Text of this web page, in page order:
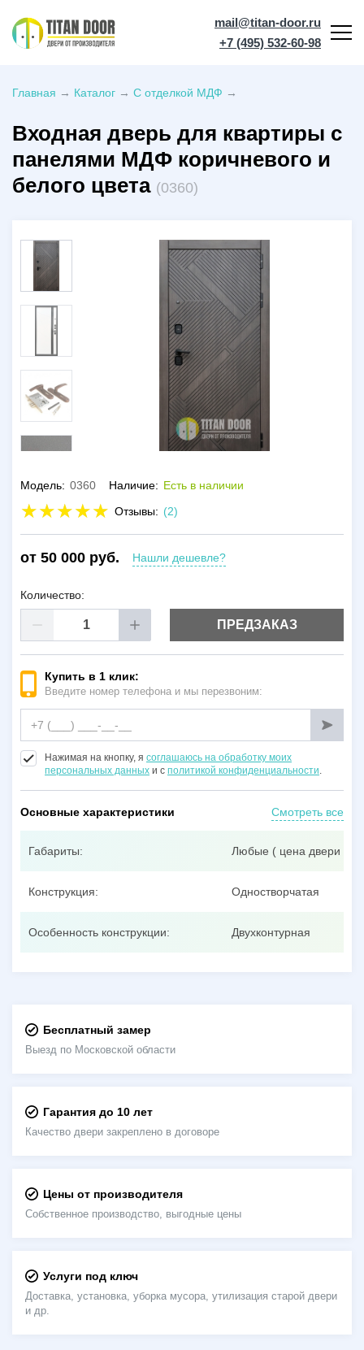
mail@titan-door.ru
+7 (495) 532-60-98
Главная → Каталог → С отделкой МДФ →
Входная дверь для квартиры с
панелями МДФ коричневого и
белого цвета (0360)
Модель: 0360 Наличие: Есть в наличии
Отзывы: (2)
от 50 000 руб. Нашли дешевле?
Количество:
ПРЕДЗАКАЗ
Купить в 1 клик:
Введите номер телефона и мы перезвоним:
Нажимая на кнопку, я соглашаюсь на обработку моих
персональных данных и с политикой конфиденциальности.
Основные характеристики Смотреть все
Габариты: Любые ( цена двери
Конструкция: Одностворчатая
Особенность конструкции: Двухконтурная
Бесплатный замер
Выезд по Московской области
Гарантия до 10 лет
Качество двери закреплено в договоре
Цены от производителя
Собственное производство, выгодные цены
Услуги под ключ
Доставка, установка, уборка мусора, утилизация старой двери
и др.